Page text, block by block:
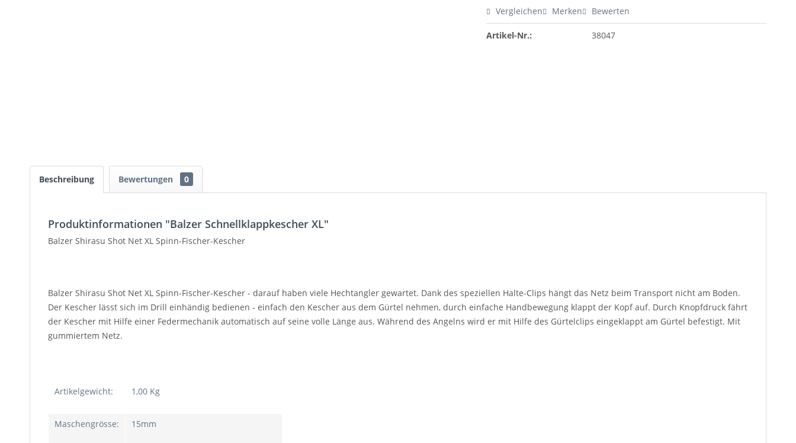
Vergleichen Merken Bewerten
Artikel-Nr.: 38047
Beschreibung Bewertungen 0
Produktinformationen "Balzer Schnellklappkescher XL"
Balzer Shirasu Shot Net XL Spinn-Fischer-Kescher
Balzer Shirasu Shot Net XL Spinn-Fischer-Kescher - darauf haben viele Hechtangler gewartet. Dank des speziellen Halte-Clips hängt das Netz beim Transport nicht am Boden.
Der Kescher lässt sich im Drill einhändig bedienen - einfach den Kescher aus dem Gürtel nehmen, durch einfache Handbewegung klappt der Kopf auf. Durch Knopfdruck fährt
der Kescher mit Hilfe einer Federmechanik automatisch auf seine volle Länge aus. Während des Angelns wird er mit Hilfe des Gürtelclips eingeklappt am Gürtel befestigt. Mit
gummiertem Netz.
Artikelgewicht: 1,00 Kg
Maschengrösse: 15mm